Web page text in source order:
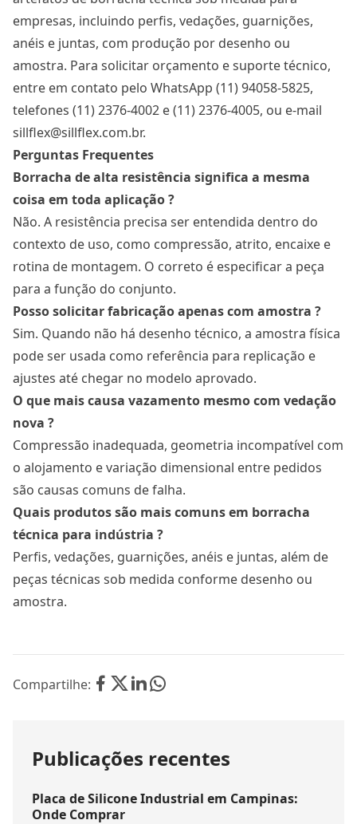
empresas, incluindo perfis, vedações, guarnições,
anéis e juntas, com produção por desenho ou
amostra. Para solicitar orçamento e suporte técnico,
entre em contato pelo WhatsApp (11) 94058-5825,
telefones (11) 2376-4002 e (11) 2376-4005, ou e-mail
sillflex@sillflex.com.br.
Perguntas Frequentes
Borracha de alta resistência significa a mesma
coisa em toda aplicação ?
Não. A resistência precisa ser entendida dentro do
contexto de uso, como compressão, atrito, encaixe e
rotina de montagem. O correto é especificar a peça
para a função do conjunto.
Posso solicitar fabricação apenas com amostra ?
Sim. Quando não há desenho técnico, a amostra física
pode ser usada como referência para replicação e
ajustes até chegar no modelo aprovado.
O que mais causa vazamento mesmo com vedação
nova ?
Compressão inadequada, geometria incompatível com
o alojamento e variação dimensional entre pedidos
são causas comuns de falha.
Quais produtos são mais comuns em borracha
técnica para indústria ?
Perfis, vedações, guarnições, anéis e juntas, além de
peças técnicas sob medida conforme desenho ou
amostra.
Compartilhe:
Publicações recentes
Placa de Silicone Industrial em Campinas:
Onde Comprar